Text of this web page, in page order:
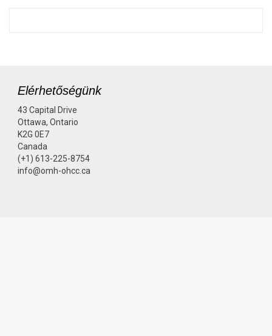
Elérhetőségünk
43 Capital Drive
Ottawa, Ontario
K2G 0E7
Canada
(+1) 613-225-8754
info@omh-ohcc.ca